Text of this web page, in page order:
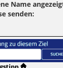
Name
senden: